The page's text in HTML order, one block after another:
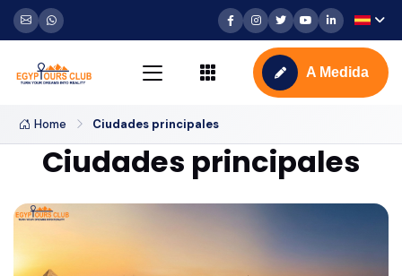
A Medida
Home Ciudades principales
Ciudades principales